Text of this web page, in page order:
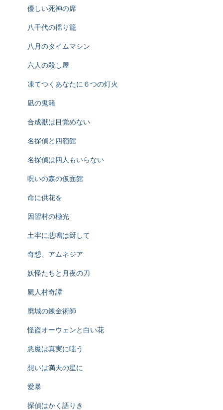
優しい死神の席
八千代の揺り籠
八月のタイムマシン
六人の殺し屋
凍てつくあなたに６つの灯火
凪の鬼籍
合成獣は目覚めない
名探偵と四嶺館
名探偵は四人もいらない
呪いの森の仮面館
命に供花を
因習村の極光
土牢に悲鳴は谺して
奇想、アムネジア
妖怪たちと月夜の刀
屍人村奇譚
廃城の錬金術師
怪盗オーウェンと白い花
悪魔は真実に嗤う
想いは満天の星に
愛暴
探偵はかく語りき